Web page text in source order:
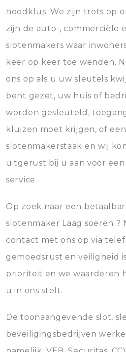
noodklus. We zijn trots op
zijn de auto-, commerciële
slotenmakers waar
keer op keer toe wenden.
ons op als u uw sleutels
bent gezet, uw huis of
worden gesleuteld,
kluizen moet krijgen, of
slotenmakerstaak en wij
uitgerust bij u aan voor
service.
Op zoek naar een
slotenmaker Laag soeren ?
contact met ons op via
gemoedsrust en veiligheid
prioriteit en we waarderen
u in ons stelt.
De toonaangevende slot,
beveiligingsbedrijven